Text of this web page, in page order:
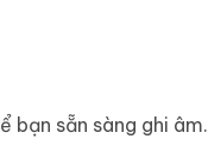
bạn sẵn sàng ghi âm.